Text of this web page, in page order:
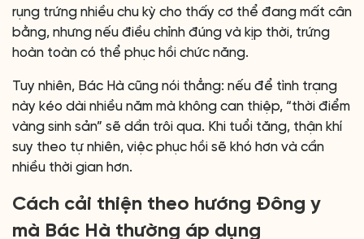
rụng trứng nhiều chu kỳ cho thấy cơ thể đang mất cân
bằng, nhưng nếu điều chỉnh đúng và kịp thời, trứng
hoàn toàn có thể phục hồi chức năng.
Tuy nhiên, Bác Hà cũng nói thẳng: nếu để tình trạng
này kéo dài nhiều năm mà không can thiệp, “thời điểm
vàng sinh sản” sẽ dần trôi qua. Khi tuổi tăng, thận khí
suy theo tự nhiên, việc phục hồi sẽ khó hơn và cần
nhiều thời gian hơn.
Cách cải thiện theo hướng Đông y
mà Bác Hà thường áp dụng